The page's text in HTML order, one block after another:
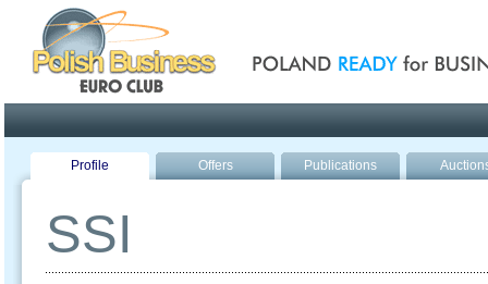
Profile Offers Publications
SSI